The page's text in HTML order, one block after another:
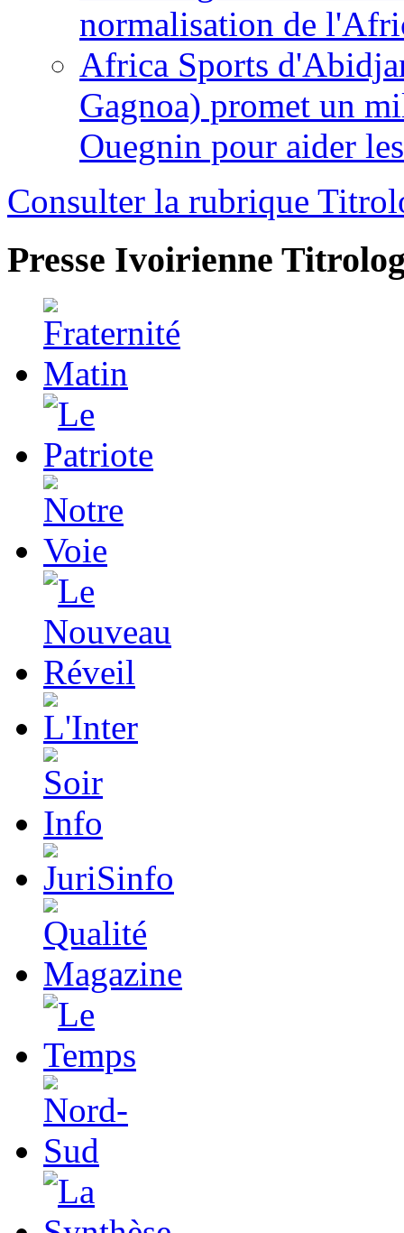
normalisation de
Africa Sports
Gagnoa) promet un
Ouegnin pour aider
Consulter la rubrique
Presse Ivoirienne